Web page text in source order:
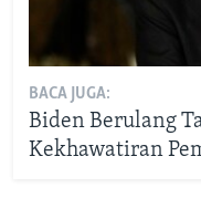
BACA JUGA:
Biden Berulang
Kekhawatiran